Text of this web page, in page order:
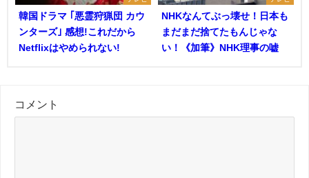
韓国ドラマ ｢悪霊狩猟団 カウ
ンターズ｣ 感想!これだから
Netflixはやめられない!
NHKなんてぶっ壊せ！日本も
まだまだ捨てたもんじゃな
い！《加筆》NHK理事の嘘
コメント